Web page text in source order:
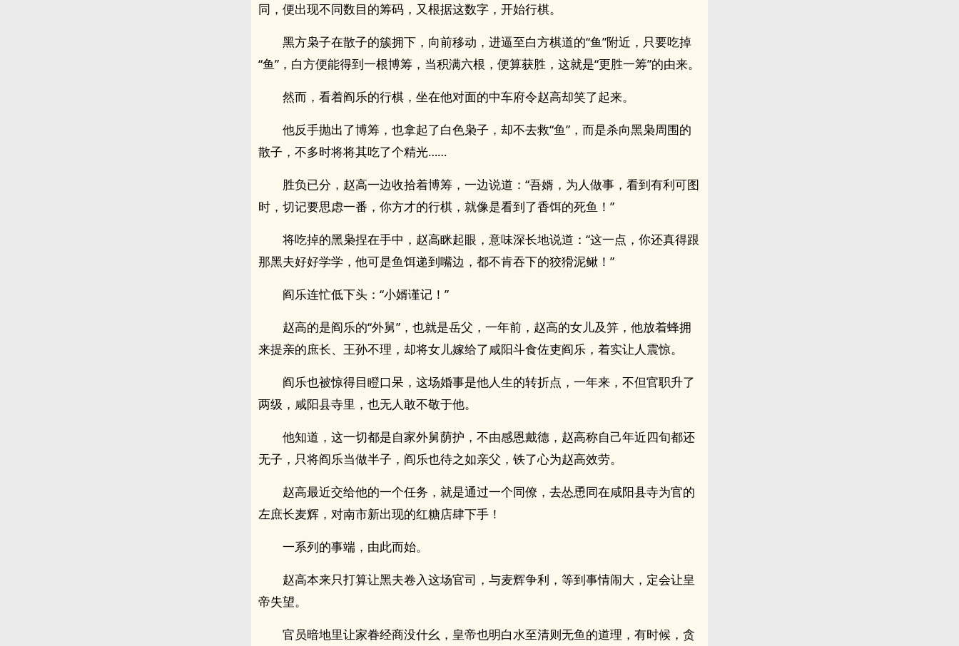
同，便出现不同数目的筹码，又根据这数字，开始行棋。
黑方枭子在散子的簇拥下，向前移动，进逼至白方棋道的“鱼”附近，只要吃掉
“鱼”，白方便能得到一根博筹，当积满六根，便算获胜，这就是“更胜一筹”的由来。
然而，看着阎乐的行棋，坐在他对面的中车府令赵高却笑了起来。
他反手抛出了博筹，也拿起了白色枭子，却不去救“鱼”，而是杀向黑枭周围的
散子，不多时将将其吃了个精光……
胜负已分，赵高一边收拾着博筹，一边说道：“吾婿，为人做事，看到有利可图
时，切记要思虑一番，你方才的行棋，就像是看到了香饵的死鱼！”
将吃掉的黑枭捏在手中，赵高眯起眼，意味深长地说道：“这一点，你还真得跟
那黑夫好好学学，他可是鱼饵递到嘴边，都不肯吞下的狡猾泥鳅！”
阎乐连忙低下头：“小婿谨记！”
赵高的是阎乐的“外舅”，也就是岳父，一年前，赵高的女儿及笄，他放着蜂拥
来提亲的庶长、王孙不理，却将女儿嫁给了咸阳斗食佐吏阎乐，着实让人震惊。
阎乐也被惊得目瞪口呆，这场婚事是他人生的转折点，一年来，不但官职升了
两级，咸阳县寺里，也无人敢不敬于他。
他知道，这一切都是自家外舅荫护，不由感恩戴德，赵高称自己年近四旬都还
无子，只将阎乐当做半子，阎乐也待之如亲父，铁了心为赵高效劳。
赵高最近交给他的一个任务，就是通过一个同僚，去怂恿同在咸阳县寺为官的
左庶长麦辉，对南市新出现的红糖店肆下手！
一系列的事端，由此而始。
赵高本来只打算让黑夫卷入这场官司，与麦辉争利，等到事情闹大，定会让皇
帝失望。
官员暗地里让家眷经商没什幺，皇帝也明白水至清则无鱼的道理，有时候，贪